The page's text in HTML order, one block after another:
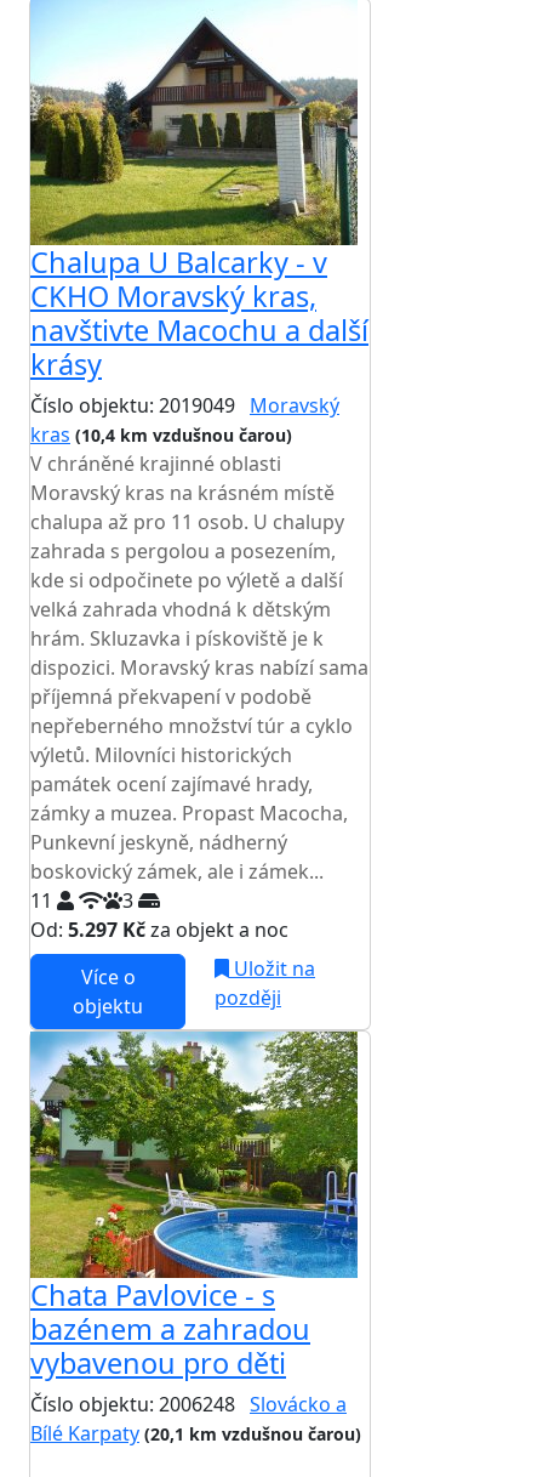
Chalupa U Balcarky - v
CKHO Moravský kras,
navštivte Macochu a další
krásy
Číslo objektu: 2019049 Moravský
kras (10,4 km vzdušnou čarou)
V chráněné krajinné oblasti
Moravský kras na krásném místě
chalupa až pro 11 osob. U chalupy
zahrada s pergolou a posezením,
kde si odpočinete po výletě a další
velká zahrada vhodná k dětským
hrám. Skluzavka i pískoviště je k
dispozici. Moravský kras nabízí sama
příjemná překvapení v podobě
nepřeberného množství túr a cyklo
výletů. Milovníci historických
památek ocení zajímavé hrady,
zámky a muzea. Propast Macocha,
Punkevní jeskyně, nádherný
boskovický zámek, ale i zámek...
11
3
Od: 5.297 Kčza objekt a noc
Více o
objektu
Uložit na
později
Chata Pavlovice - s
bazénem a zahradou
vybavenou pro děti
Číslo objektu: 2006248 Slovácko a
Bílé Karpaty (20,1 km vzdušnou čarou)